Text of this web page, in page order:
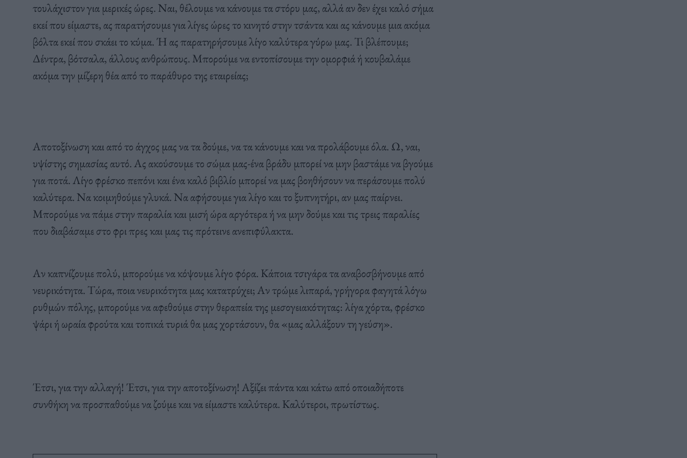
τουλάχιστον για μερικές ώρες. Ναι, θέλουμε να κάνουμε τα στόρυ μας, αλλά αν δεν έχει καλό σήμα
εκεί που είμαστε, ας παρατήσουμε για λίγες ώρες το κινητό στην τσάντα και ας κάνουμε μια ακόμα
βόλτα εκεί που σκάει το κύμα. Ή ας παρατηρήσουμε λίγο καλύτερα γύρω μας. Τι βλέπουμε;
Δέντρα, βότσαλα, άλλους ανθρώπους. Μπορούμε να εντοπίσουμε την ομορφιά ή κουβαλάμε
ακόμα την μίζερη θέα από το παράθυρο της εταιρείας;
Αποτοξίνωση και από το άγχος μας να τα δούμε, να τα κάνουμε και να προλάβουμε όλα. Ω, ναι,
υψίστης σημασίας αυτό. Ας ακούσουμε το σώμα μας-ένα βράδυ μπορεί να μην βαστάμε να βγούμε
για ποτά. Λίγο φρέσκο πεπόνι και ένα καλό βιβλίο μπορεί να μας βοηθήσουν να περάσουμε πολύ
καλύτερα. Να κοιμηθούμε γλυκά. Να αφήσουμε για λίγο και το ξυπνητήρι, αν μας παίρνει.
Μπορούμε να πάμε στην παραλία και μισή ώρα αργότερα ή να μην δούμε και τις τρεις παραλίες
που διαβάσαμε στο φρι πρες και μας τις πρότεινε ανεπιφύλακτα.
Αν καπνίζουμε πολύ, μπορούμε να κόψουμε λίγο φόρα. Κάποια τσιγάρα τα αναβοσβήνουμε από
νευρικότητα. Τώρα, ποια νευρικότητα μας κατατρύχει; Αν τρώμε λιπαρά, γρήγορα φαγητά λόγω
ρυθμών πόλης, μπορούμε να αφεθούμε στην θεραπεία της μεσογειακότητας: λίγα χόρτα, φρέσκο
ψάρι ή ωραία φρούτα και τοπικά τυριά θα μας χορτάσουν, θα «μας αλλάξουν τη γεύση».
Έτσι, για την αλλαγή! Έτσι, για την αποτοξίνωση! Αξίζει πάντα και κάτω από οποιαδήποτε
συνθήκη να προσπαθούμε να ζούμε και να είμαστε καλύτερα. Καλύτεροι, πρωτίστως.